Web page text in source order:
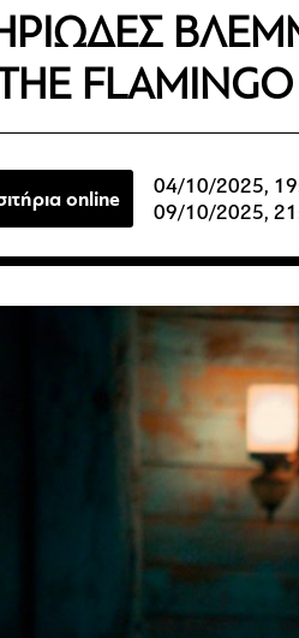
FLAMINGO
online
04/10/2025,
09/10/2025,